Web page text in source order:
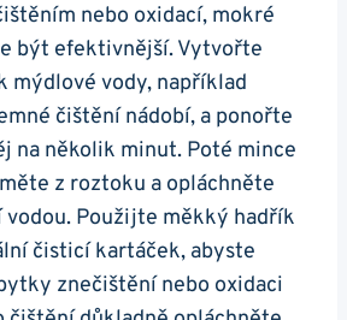
nebo ⁣oxidací, mokré
být efektivnější. Vytvořte
mýdlové vody, například
⁤čištění nádobí, a ponořte
na několik minut. Poté mince
z roztoku a opláchněte
vodou. Použijte měkký hadřík
čisticí kartáček, abyste
znečištění ⁤nebo oxidaci